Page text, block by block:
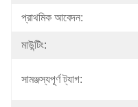
প্রাথমিক আবেদন:
মাউন্টিং:
সামঞ্জস্যপূর্ণ ট্যাগ: